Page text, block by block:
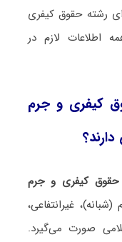
رشته ﺣﻘﻮق کیفری
اطلاعات لازم در
کیفری و جرم
کیفری و جرم
غیرانتفاعی،‌
صورت می‌گیرد.